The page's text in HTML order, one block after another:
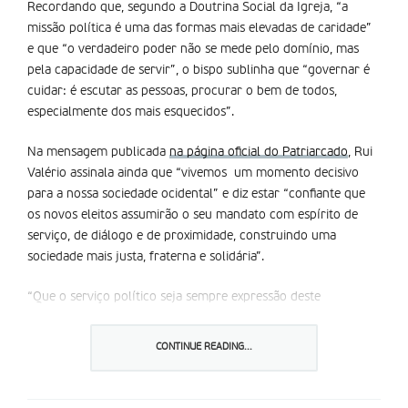
Recordando que, segundo a Doutrina Social da Igreja, “a
missão política é uma das formas mais elevadas de caridade”
e que “o verdadeiro poder não se mede pelo domínio, mas
pela capacidade de servir”, o bispo sublinha que “governar é
cuidar: é escutar as pessoas, procurar o bem de todos,
especialmente dos mais esquecidos”.
Na mensagem publicada na página oficial do Patriarcado, Rui
Valério assinala ainda que “vivemos um momento decisivo
para a nossa sociedade ocidental” e diz estar “confiante que
os novos eleitos assumirão o seu mandato com espírito de
serviço, de diálogo e de proximidade, construindo uma
sociedade mais justa, fraterna e solidária”.
“Que o serviço político seja sempre expressão deste
CONTINUE READING...